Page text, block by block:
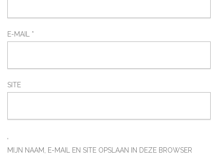
E-MAIL *
SITE
MIJN NAAM, E-MAIL EN SITE OPSLAAN IN DEZE BROWSER